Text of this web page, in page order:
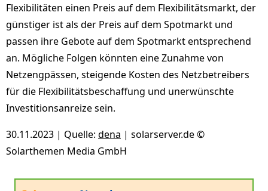
Flexibilitäten einen Preis auf dem Flexibilitätsmarkt, der
günstiger ist als der Preis auf dem Spotmarkt und
passen ihre Gebote auf dem Spotmarkt entsprechend
an. Mögliche Folgen könnten eine Zunahme von
Netzengpässen, steigende Kosten des Netzbetreibers
für die Flexibilitätsbeschaffung und unerwünschte
Investitionsanreize sein.
30.11.2023 | Quelle: dena | solarserver.de ©
Solarthemen Media GmbH